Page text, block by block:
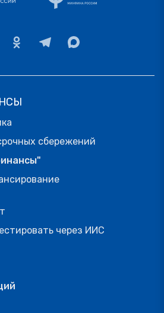
сбережений
через ИИС